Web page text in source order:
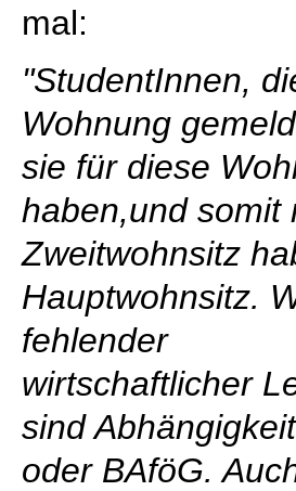
mal:
"StudentInnen,
Wohnung
sie für diese
haben,und somit
Zweitwohnsitz
Hauptwohnsitz.
fehlender
wirtschaftlicher
sind
oder BAföG.